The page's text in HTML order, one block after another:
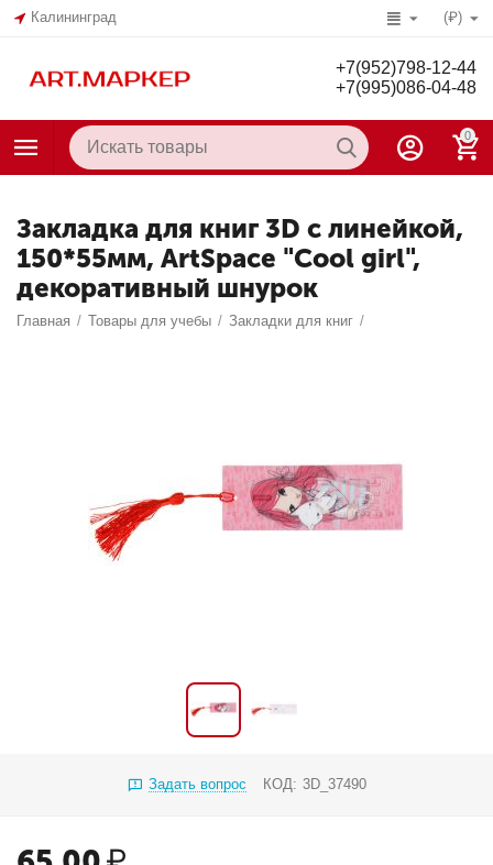
Калининград (₽)
+7(952)798-12-44
+7(995)086-04-48
0
Закладка для книг 3D с линейкой,
150*55мм, ArtSpace "Cool girl",
декоративный шнурок
Главная / Товары для учебы / Закладки для книг /
Задать вопрос КОД: 3D_37490